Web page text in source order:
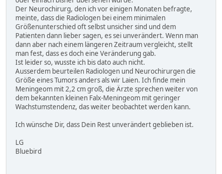
Der Neurochirurg, den ich vor einigen Monaten befragte,
meinte, dass die Radiologen bei einem minimalen
Größenunterschied oft selbst unsicher sind und dem
Patienten dann lieber sagen, es sei unverändert. Wenn man
dann aber nach einem längeren Zeitraum vergleicht, stellt
man fest, dass es doch eine Veränderung gab.
Ist leider so, wusste ich bis dato auch nicht.
Ausserdem beurteilen Radiologen und Neurochirurgen die
Größe eines Tumors anders als wir Laien. Ich finde mein
Meningeom mit 2,2 cm groß, die Ärzte sprechen weiter von
dem bekannten kleinen Falx-Meningeom mit geringer
Wachstumstendenz, das weiter beobachtet werden kann.
Ich wünsche Dir, dass Dein Rest unverändert geblieben ist.
LG
Bluebird